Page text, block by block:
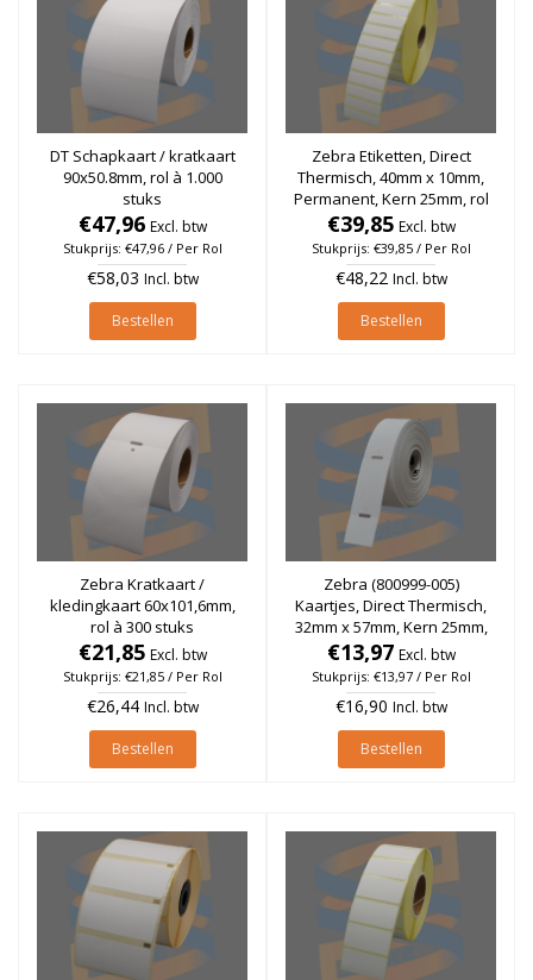
DT Schapkaart / kratkaart
90x50.8mm, rol à 1.000
stuks
€47,96 Excl. btw
Stukprijs: €47,96 / Per Rol
€58,03 Incl. btw
Bestellen
Zebra Etiketten, Direct
Thermisch, 40mm x 10mm,
Permanent, Kern 25mm, rol
à 6.000 stuks
€39,85 Excl. btw
Stukprijs: €39,85 / Per Rol
€48,22 Incl. btw
Bestellen
Zebra Kratkaart /
kledingkaart 60x101,6mm,
rol à 300 stuks
€21,85 Excl. btw
Stukprijs: €21,85 / Per Rol
€26,44 Incl. btw
Bestellen
Zebra (800999-005)
Kaartjes, Direct Thermisch,
32mm x 57mm, Kern 25mm,
rol à 600 stuks
€13,97 Excl. btw
Stukprijs: €13,97 / Per Rol
€16,90 Incl. btw
Bestellen